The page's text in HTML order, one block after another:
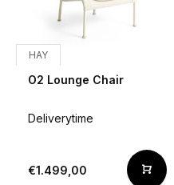
HAY
O2 Lounge Chair
Deliverytime
€1.499,00